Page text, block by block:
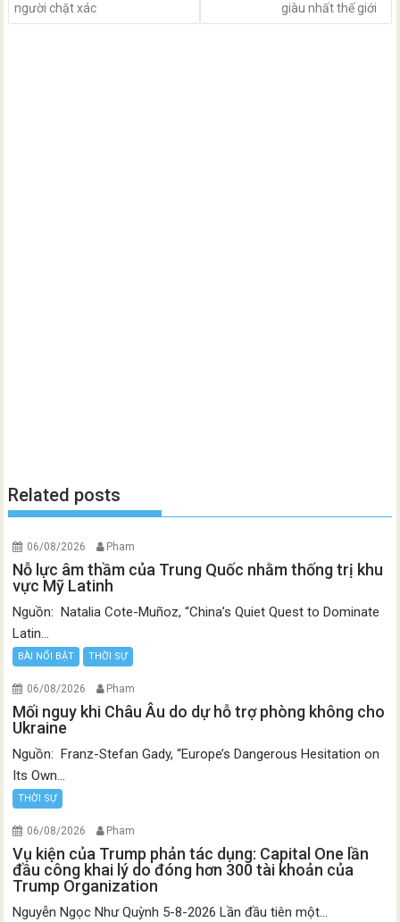
người chặt xác
giàu nhất thế giới
Related posts
06/08/2026 Pham
Nỗ lực âm thầm của Trung Quốc nhằm thống trị khu
vực Mỹ Latinh
Nguồn: Natalia Cote-Muñoz, “China’s Quiet Quest to Dominate
Latin...
BÀI NỔI BẬT THỜI SỰ
06/08/2026 Pham
Mối nguy khi Châu Âu do dự hỗ trợ phòng không cho
Ukraine
Nguồn: Franz-Stefan Gady, “Europe’s Dangerous Hesitation on
Its Own...
THỜI SỰ
06/08/2026 Pham
Vụ kiện của Trump phản tác dụng: Capital One lần
đầu công khai lý do đóng hơn 300 tài khoản của
Trump Organization
Nguyễn Ngọc Như Quỳnh 5-8-2026 Lần đầu tiên một...